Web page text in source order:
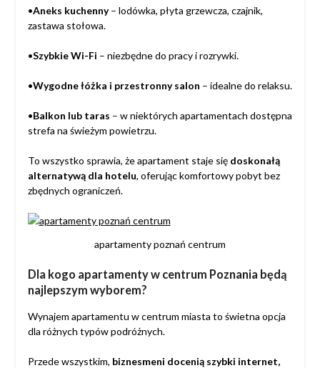
•Aneks kuchenny– lodówka, płyta grzewcza, czajnik,
zastawa stołowa.
•Szybkie Wi-Fi – niezbędne do pracy i rozrywki.
•Wygodne łóżka i przestronny salon – idealne do relaksu.
•Balkon lub taras – w niektórych apartamentach dostępna
strefa na świeżym powietrzu.
To wszystko sprawia, że apartament staje się doskonałą
alternatywą dla hotelu, oferując komfortowy pobyt bez
zbędnych ograniczeń.
apartamenty poznań centrum
Dla kogo apartamenty w centrum Poznania będą
najlepszym wyborem?
Wynajem apartamentu w centrum miasta to świetna opcja
dla różnych typów podróżnych.
Przede wszystkim, biznesmeni docenią szybki internet,